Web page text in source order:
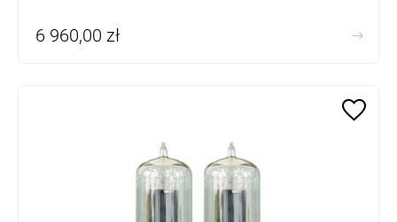
6 960,00 zł